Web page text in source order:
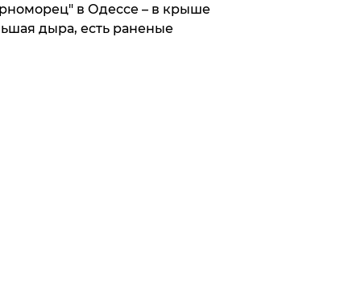
в Одессе – в крыше
дыра, есть раненые